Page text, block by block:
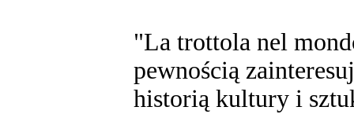
"La trottola nel
pewnością
historią kultury i